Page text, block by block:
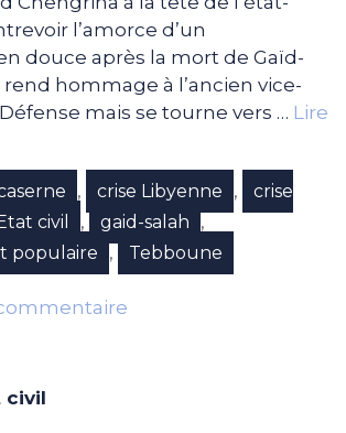
l’amorce d’un
douce après la mort de Gaïd-
rend hommage à l’ancien vice-
mais se tourne vers … Lire
, crise Libyenne ,
crise
civil , gaid-salah ,
populaire , Tebboune
civil